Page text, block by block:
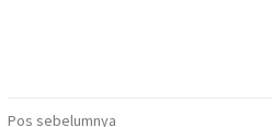
Pos sebelumnya